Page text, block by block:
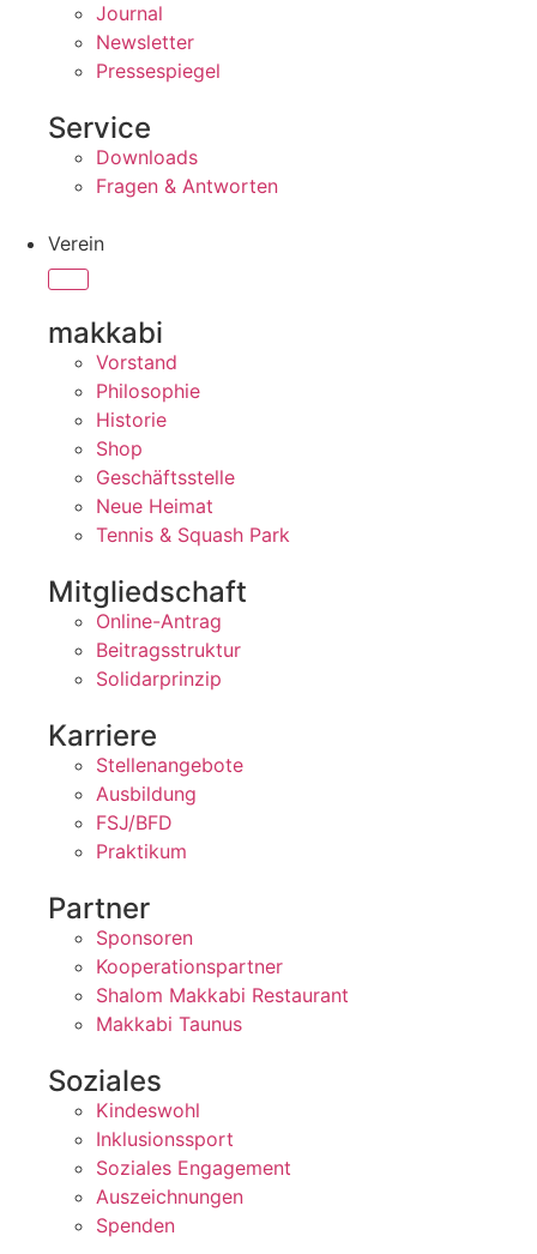
Journal
Newsletter
Pressespiegel
Service
Downloads
Fragen & Antworten
Verein
makkabi
Vorstand
Philosophie
Historie
Shop
Geschäftsstelle
Neue Heimat
Tennis & Squash Park
Mitgliedschaft
Online-Antrag
Beitragsstruktur
Solidarprinzip
Karriere
Stellenangebote
Ausbildung
FSJ/BFD
Praktikum
Partner
Sponsoren
Kooperationspartner
Shalom Makkabi Restaurant
Makkabi Taunus
Soziales
Kindeswohl
Inklusionssport
Soziales Engagement
Auszeichnungen
Spenden